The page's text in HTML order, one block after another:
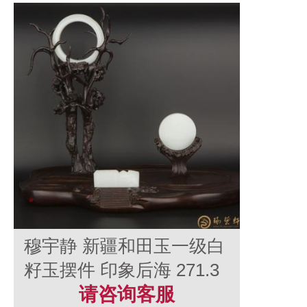
穆宇静 新疆和田玉一级白
籽玉摆件 印象后海 271.3
请咨询客服